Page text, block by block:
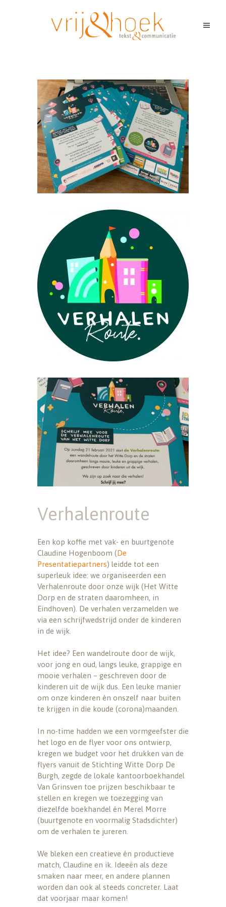
Verhalenroute
Een kop koffie met vak- en buurtgenote
Claudine Hogenboom (De
Presentatiepartners) leidde tot een
superleuk idee: we organiseerden een
Verhalenroute door onze wijk (Het Witte
Dorp en de straten daaromheen, in
Eindhoven). De verhalen verzamelden we
via een schrijfwedstrijd onder de kinderen
in de wijk.
Het idee? Een wandelroute door de wijk,
voor jong en oud, langs leuke, grappige en
mooie verhalen – geschreven door de
kinderen uit de wijk dus. Een leuke manier
om onze kinderen én onszelf naar buiten
te krijgen in die koude (corona)maanden.
In no-time hadden we een vormgeefster die
het logo en de flyer voor ons ontwierp,
kregen we budget voor het drukken van de
flyers vanuit de Stichting Witte Dorp De
Burgh, zegde de lokale kantoorboekhandel
Van Grinsven toe prijzen beschikbaar te
stellen en kregen we toezegging van
diezelfde boekhandel én Merel Morre
(buurtgenote en voormalig Stadsdichter)
om de verhalen te jureren.
We bleken een creatieve én productieve
match, Claudine en ik. Ideeën als deze
smaken naar meer, en andere plannen
worden dan ook al steeds concreter. Laat
dat voorjaar maar komen!